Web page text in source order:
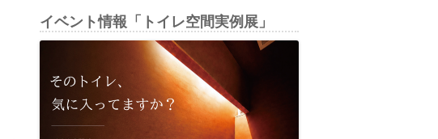
イベント情報「トイレ空間実例展」